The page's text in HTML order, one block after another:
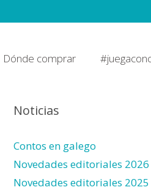
Dónde comprar
Noticias
Contos en galego
Novedades editoriales 2026
Novedades editoriales 2025